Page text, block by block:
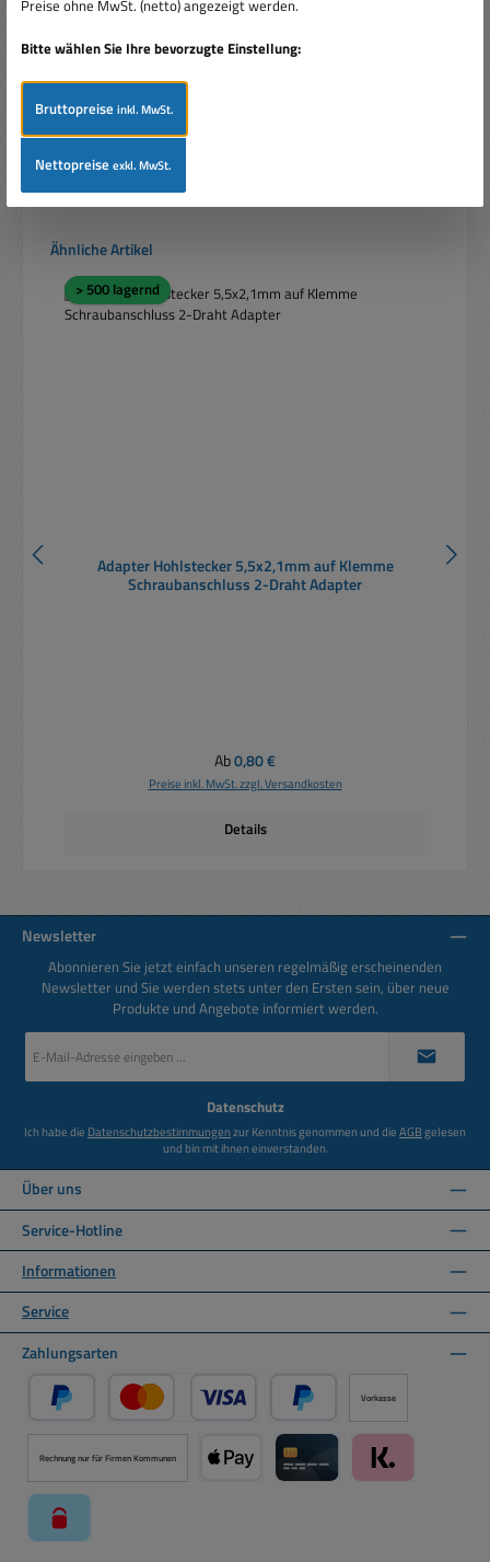
Preise inkl. MwSt. zzgl. Versandkosten
Produktgalerie überspringen
Ähnliche Artikel
> 500 lagernd
Adapter Hohlstecker 5,5x2,1mm auf Klemme
Schraubanschluss 2-Draht Adapter
Regulärer Preis:
Ab0,80 €
Preise inkl. MwSt. zzgl. Versandkosten
Details
Newsletter
Abonnieren Sie jetzt einfach unseren regelmäßig erscheinenden
Newsletter und Sie werden stets unter den Ersten sein, über neue
Produkte und Angebote informiert werden.
Mail-
Datenschutz
Ich habe die Datenschutzbestimmungenzur Kenntnis genommen und dieAGBgelesen
und bin mit ihnen einverstanden.
Über uns
Service-Hotline
Informationen
Service
Zahlungsarten
PayPal Kredit- oder Debitkarte über PayPal
Später Bezahlen über PayPal
Vorkasse
Rechnung nur für Firmen Kommunen
Preise ohne MwSt. (netto) angezeigt werden.
Bitte wählen Sie Ihre bevorzugte Einstellung:
Bruttopreiseinkl. MwSt.
Nettopreiseexkl. MwSt.